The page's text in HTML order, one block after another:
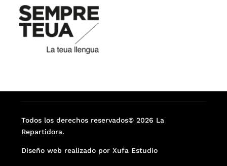
Todos los derechos reservados© 2026 La
Repartidora.
Diseño web realizado por Xufa Estudio